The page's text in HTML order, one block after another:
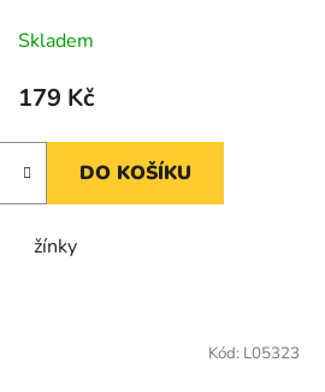
Skladem
179 Kč
DO KOŠÍKU
žínky
Kód: L05323